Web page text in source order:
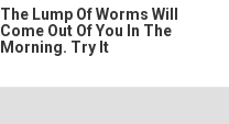
The Lump Of Worms Will
Come Out Of You In The
Morning. Try It